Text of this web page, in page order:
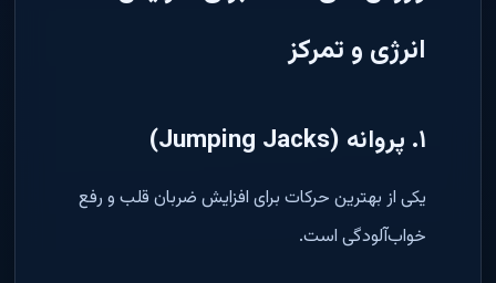
انرژی و تمرکز
۱. پروانه (Jumping Jacks)
یکی از بهترین حرکات برای افزایش ضربان قلب و رفع
خواب‌آلودگی است.